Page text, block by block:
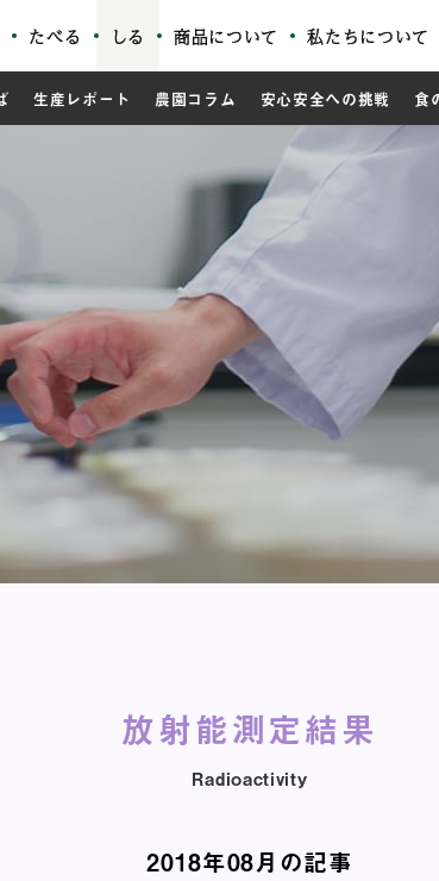
たべる しる 商品について 私たちについて
生産レポート 農園コラム 安心安全への挑戦 食
放射能測定結果
Radioactivity
2018年08月の記事